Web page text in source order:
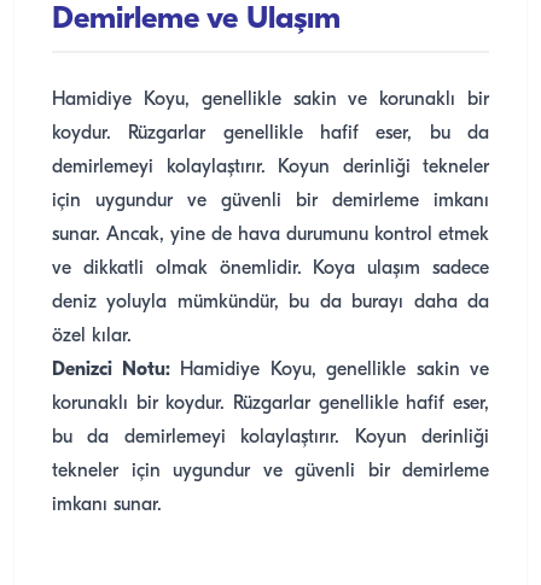
Demirleme ve Ulaşım
Hamidiye Koyu, genellikle sakin ve korunaklı bir
koydur. Rüzgarlar genellikle hafif eser, bu da
demirlemeyi kolaylaştırır. Koyun derinliği tekneler
için uygundur ve güvenli bir demirleme imkanı
sunar. Ancak, yine de hava durumunu kontrol etmek
ve dikkatli olmak önemlidir. Koya ulaşım sadece
deniz yoluyla mümkündür, bu da burayı daha da
özel kılar.
Denizci Notu:Hamidiye Koyu, genellikle sakin ve
korunaklı bir koydur. Rüzgarlar genellikle hafif eser,
bu da demirlemeyi kolaylaştırır. Koyun derinliği
tekneler için uygundur ve güvenli bir demirleme
imkanı sunar.